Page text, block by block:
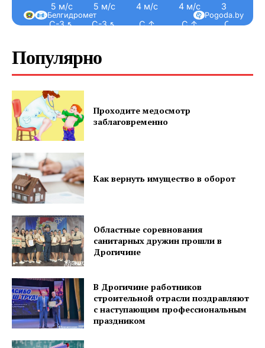
"Драгічынскі Веснік"
ПОДПИСАТЬСЯ
Редакция "ДВ"
Наша гісторыя
5 м/с
С-З ↖
5 м/с
С-З ↖
4 м/с
С ↑
4 м/с
С ↑
3 м/с
С ↑
Pogoda.by
Белгидромет
Популярно
Проходите медосмотр
заблаговременно
Как вернуть имущество в оборот
Областные соревнования
санитарных дружин прошли в
Дрогичине
В Дрогичине работников
строительной отрасли поздравляют
с наступающим профессиональным
праздником